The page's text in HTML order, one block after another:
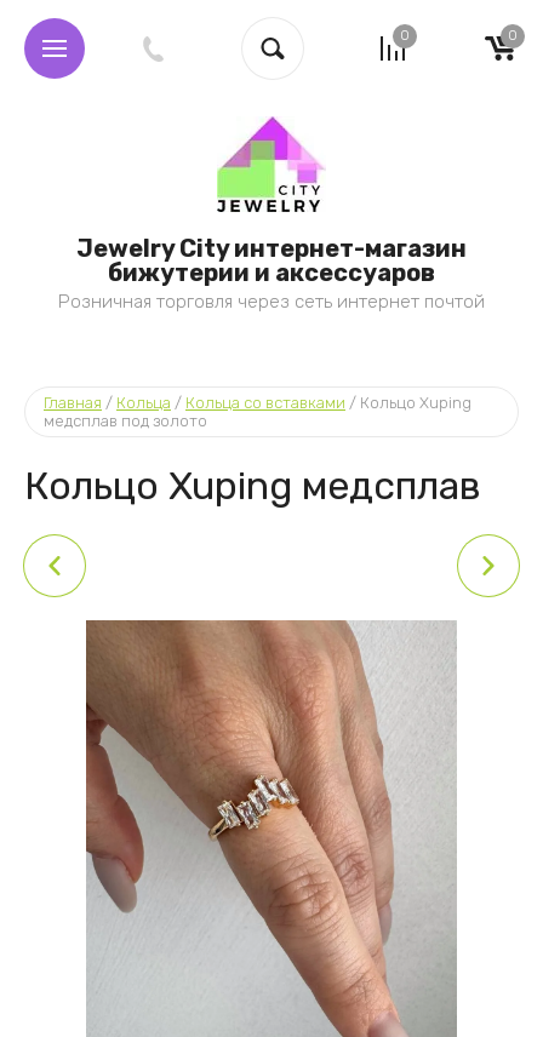
0 0
Jewelry City интернет-магазин
бижутерии и аксессуаров
Розничная торговля через сеть интернет почтой
Главная / Кольца / Кольца со вставками / Кольцо Xuping
медсплав под золото
Кольцо Xuping медсплав